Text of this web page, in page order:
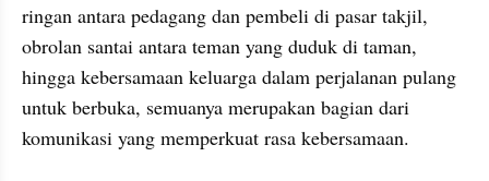
ringan antara pedagang dan pembeli di pasar takjil,
obrolan santai antara teman yang duduk di taman,
hingga kebersamaan keluarga dalam perjalanan pulang
untuk berbuka, semuanya merupakan bagian dari
komunikasi yang memperkuat rasa kebersamaan.